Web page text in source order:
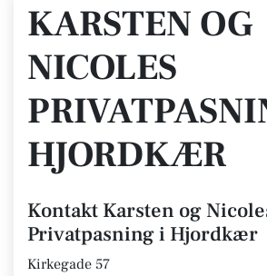
KARSTEN OG
NICOLES
HJORDKÆR
Kontakt Karsten og
Privatpasning i Hjordkær
Kirkegade 57